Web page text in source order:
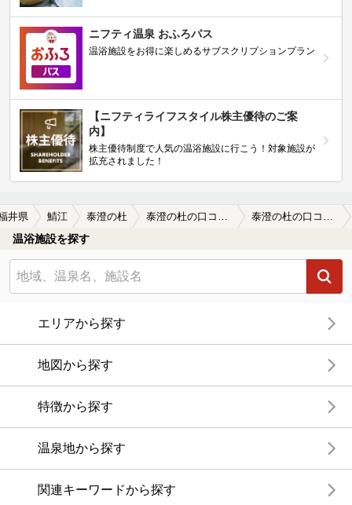
ニフティ温泉 おふろパス
温浴施設をお得に楽しめるサブスクリプションプラン
【ニフティライフスタイル株主優待のご案
内】
株主優待制度で人気の温浴施設に行こう！対象施設が
拡充されました！
井県 鯖江 泰澄の杜
温浴施設を探す
エリアから探す
地図から探す
特徴から探す
温泉地から探す
関連キーワードから探す